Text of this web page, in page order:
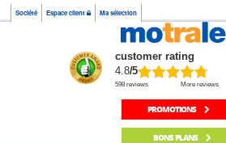
Société Espace client Ma sélection
customer rating
4.8/5
598 reviews More reviews
PROMOTIONS
BONS PLANS